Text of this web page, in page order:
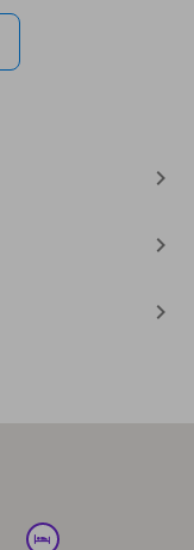
hotel